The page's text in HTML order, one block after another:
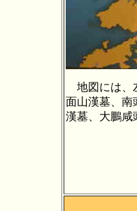
地図には、
面山漢墓、南
漢墓、大鵬咸